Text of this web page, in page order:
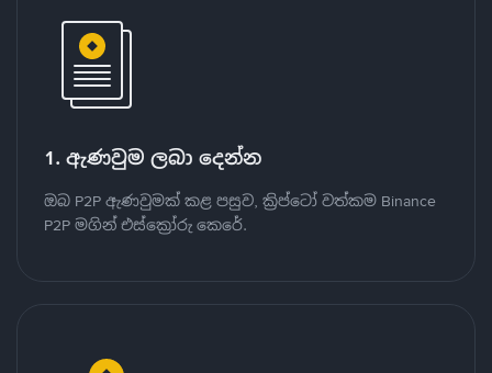
1. ඇණවුම ලබා දෙන්න
ඔබ P2P ඇණවුමක් කළ පසුව, ක්‍රිප්ටෝ වත්කම Binance
P2P මගින් එස්ක්‍රෝරු කෙරේ.